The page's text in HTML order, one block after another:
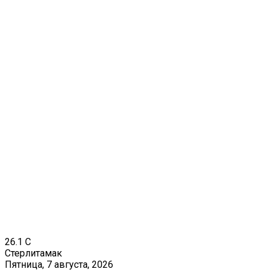
26.1 C
Стерлитамак
Пятница, 7 августа, 2026